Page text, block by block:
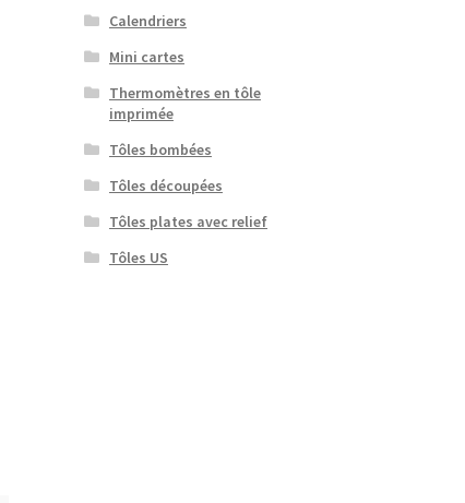
Calendriers
Mini cartes
Thermomètres en tôle
imprimée
Tôles bombées
Tôles découpées
Tôles plates avec relief
Tôles US